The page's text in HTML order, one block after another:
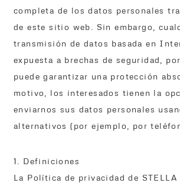
completa de los datos personales
de este sitio web. Sin embargo,
transmisión de datos basada en
expuesta a brechas de seguridad,
puede garantizar una protección
motivo, los interesados tienen la
enviarnos sus datos personales
alternativos (por ejemplo, por
1. Definiciones
La Política de privacidad de STELLA